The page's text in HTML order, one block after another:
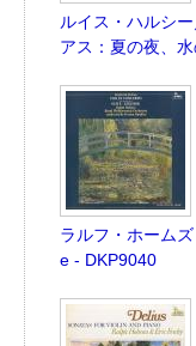
ルイス・ハルシ
アス：夏の夜、
ラルフ・ホーム
e - DKP9040